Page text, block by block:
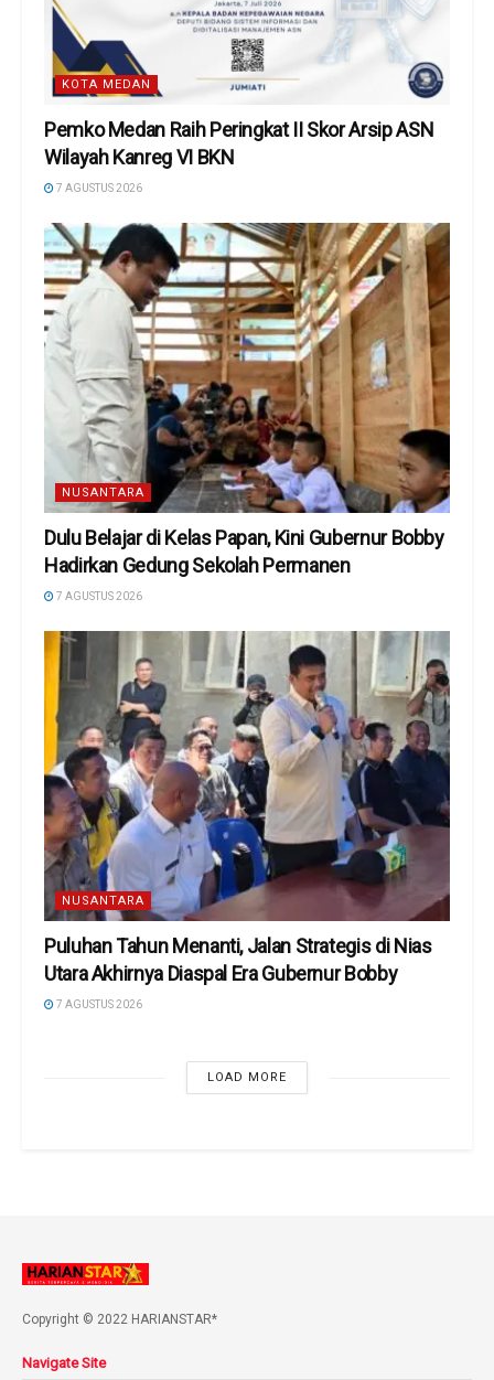
KOTA MEDAN
Pemko Medan Raih Peringkat II Skor Arsip ASN
Wilayah Kanreg VI BKN
7 AGUSTUS 2026
NUSANTARA
Dulu Belajar di Kelas Papan, Kini Gubernur Bobby
Hadirkan Gedung Sekolah Permanen
7 AGUSTUS 2026
NUSANTARA
Puluhan Tahun Menanti, Jalan Strategis di Nias
Utara Akhirnya Diaspal Era Gubernur Bobby
7 AGUSTUS 2026
LOAD MORE
Copyright © 2022 HARIANSTAR*
Navigate Site